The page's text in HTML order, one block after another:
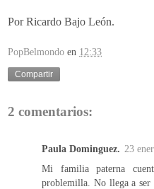
Por Ricardo Bajo León.
PopBelmondo en 12:33
Compartir
2 comentarios:
Paula Dominguez. 23
Mi familia paterna
problemilla. No llega a ser